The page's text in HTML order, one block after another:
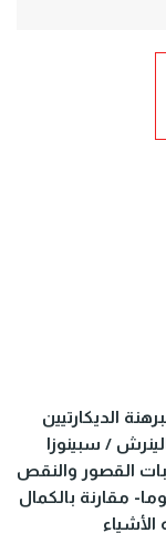
الديكارتيين
/ سبينوزا
القصور والنقص
مقارنة بالكمال